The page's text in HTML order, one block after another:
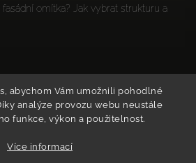
abychom Vám umožnili pohodlné
analýze provozu webu neustále
funkce, výkon a použitelnost.
Více informací
omítka? Jak vybrat strukturu a